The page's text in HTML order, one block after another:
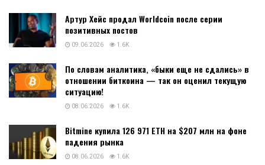
Артур Хейс продал Worldcoin после серии
позитивных постов
09.06.2026 1.6K
По словам аналитика, «быки еще не сдались» в
отношении биткоина — так он оценил текущую
ситуацию!
08.06.2026 1.6K
Bitmine купила 126 971 ETH на $207 млн на фоне
падения рынка
08.06.2026 1.6K